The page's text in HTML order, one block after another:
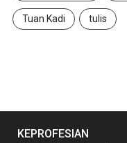
Tuan Kadi tulis
KEPROFESIAN